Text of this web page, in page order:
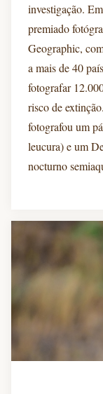
investigação.
premiado
Geographic,
a mais de 40
fotografar
risco de
fotografou um
leucura) e um
nocturno